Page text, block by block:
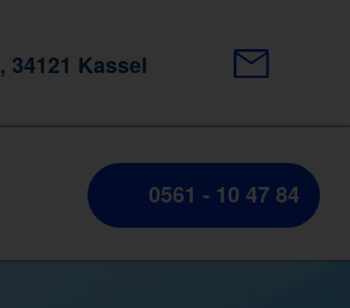
34121 Kassel
0561 - 10 47 84